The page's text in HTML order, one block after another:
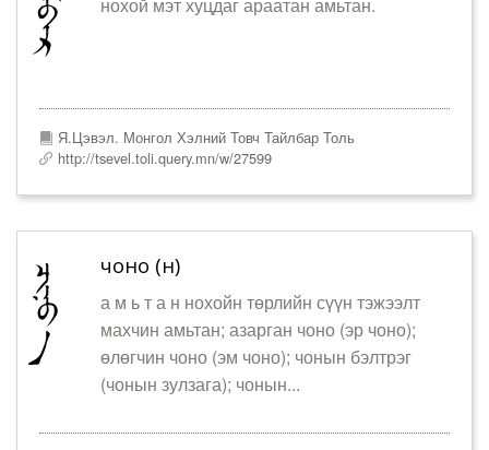
нохой мэт хуцдаг араатан амьтан.
Я.Цэвэл. Монгол Хэлний Товч Тайлбар Толь
http://tsevel.toli.query.mn/w/27599
чоно (н)
а м ь т а н нохойн төрлийн сүүн тэжээлт
махчин амьтан; азарган чоно (эр чоно);
өлөгчин чоно (эм чоно); чонын бэлтрэг
(чонын зулзага); чонын...